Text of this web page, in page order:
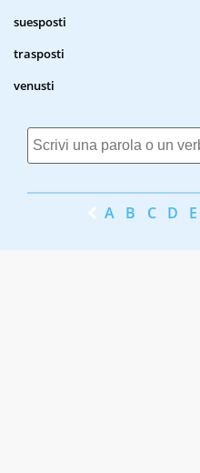
suesposti
trasposti
venusti
A B C D E